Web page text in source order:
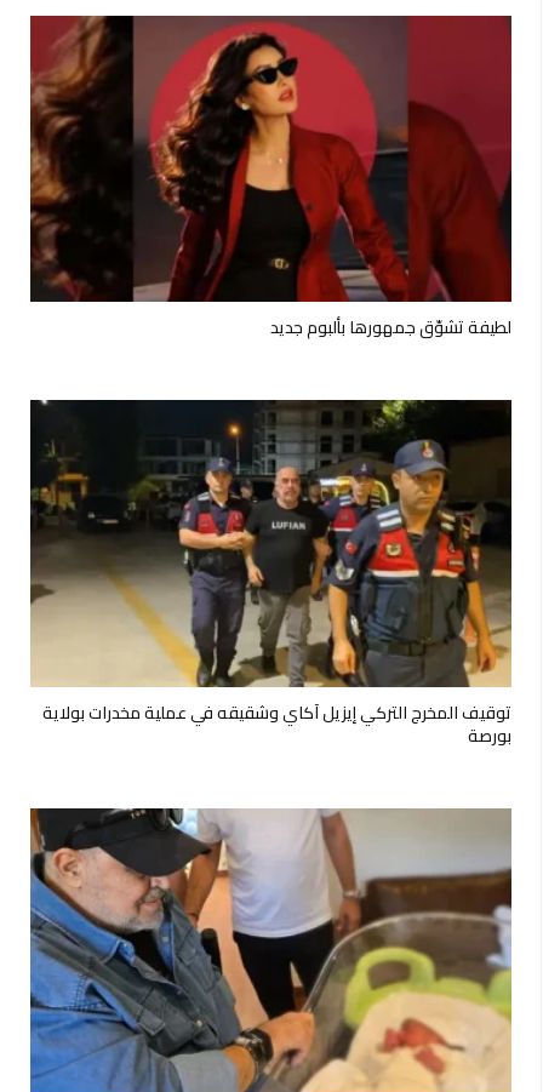
لطيفة تشوّق جمهورها بألبوم جديد
توقيف المخرج التركي إيزيل آكاي وشقيقه في عملية مخدرات بولاية
بورصة